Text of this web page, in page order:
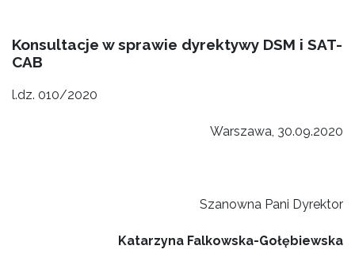
Konsultacje w sprawie dyrektywy DSM i SAT-
CAB
l.dz. 010/2020
Warszawa, 30.09.2020
Szanowna Pani Dyrektor
Katarzyna Falkowska-Gołębiewska